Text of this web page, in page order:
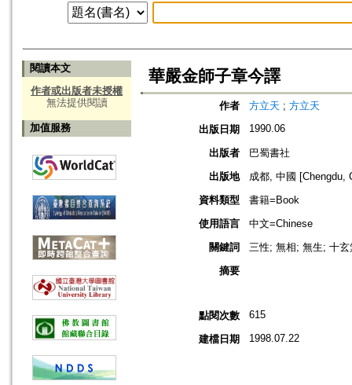
閱讀本文
作者或出版者未授權
無法提供閱讀
加值服務
華嚴金師子章今譯
作者 方立天 ; 方立天
出版日期
1990.06
出版者
巴蜀書社
出版地
成都, 中國 [Chengdu,
資料類型
書籍=Book
使用語言
中文=Chinese
關鍵詞
三性; 無相; 無生; 十
摘要
點閱次數 615
建檔日期 1998.07.22